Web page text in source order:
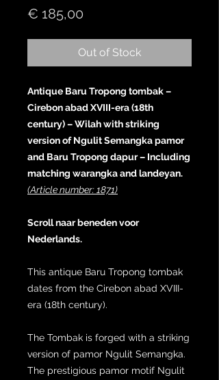
€ 185,00
Out of Stock
Antique Baru Tropong tombak –
Cirebon abad XVIII-era (18th
century) – Wilah with striking
version of Ngulit Semangka pamor
and Baru Tropong dapur – Including
matching warangka and landeyan.
(Article number: 1871)
Scroll naar beneden voor
Nederlands.
This antique Baru Tropong tombak
dates from the Cirebon abad XVIII-
era (18th century).
The Tombak is forged with a striking
version of pamor Ngulit Semangka.
The prestigious pamor motif Ngulit